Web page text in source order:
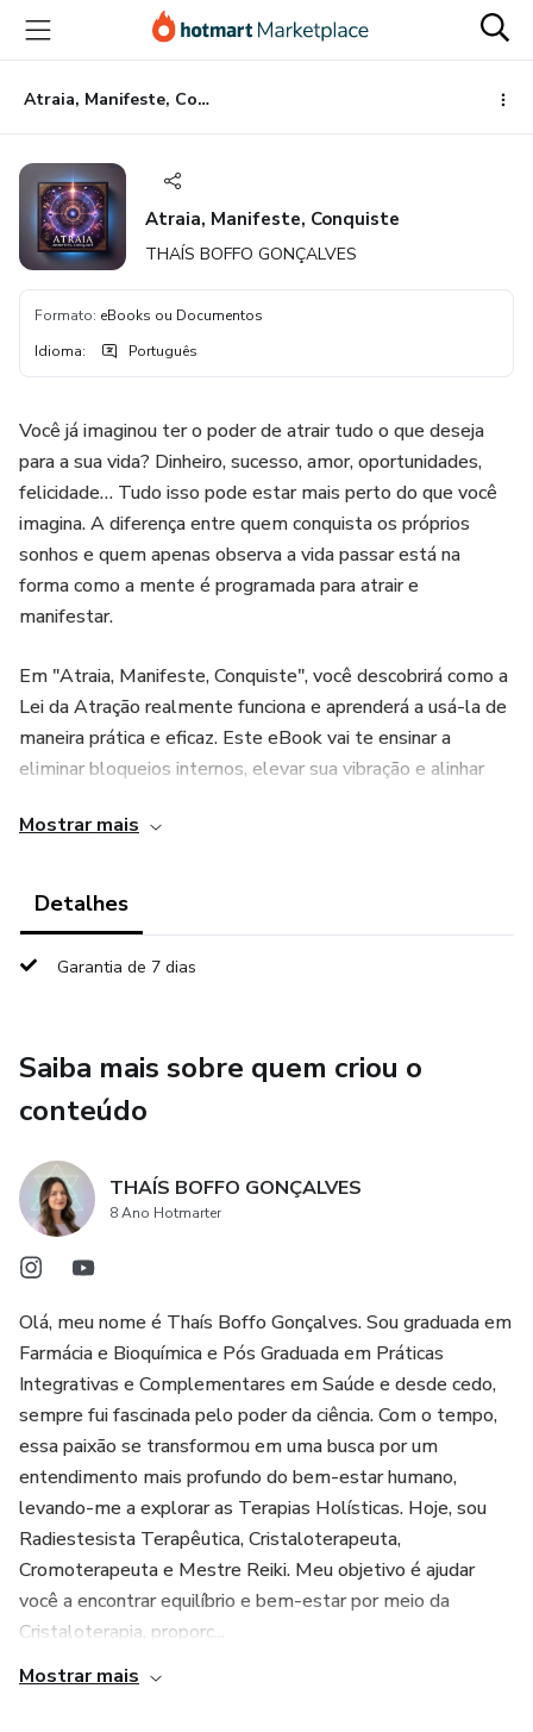
para
conteúdo
principal
para
pagamento
para
rodapé
Atraia, Manifeste, Conquiste
Atraia, Manifeste, Conquiste
THAÍS BOFFO GONÇALVES
Formato: eBooks ou Documentos
Idioma: Português
Você já imaginou ter o poder de atrair tudo o que deseja
para a sua vida? Dinheiro, sucesso, amor, oportunidades,
felicidade… Tudo isso pode estar mais perto do que você
imagina. A diferença entre quem conquista os próprios
sonhos e quem apenas observa a vida passar está na
forma como a mente é programada para atrair e
manifestar.
Em "Atraia, Manifeste, Conquiste", você descobrirá como a
Lei da Atração realmente funciona e aprenderá a usá-la de
maneira prática e eficaz. Este eBook vai te ensinar a
eliminar bloqueios internos, elevar sua vibração e alinhar
você deseja manifestar.
Com técnicas comprovadas, exercícios poderosos e um
sua energia e sintonizar a frequência da abundância. Não se
Se você já tentou usar a Lei da Atração e não teve
resultados ou sente que algo sempre te impede de
como reprogramar sua mente, mudar sua relação com o
universo e finalmente conquistar a realidade dos seus
sonhos.
manifestar e conquistar?
Mostrar mais
Detalhes
Garantia de 7 dias
Saiba mais sobre quem criou o
conteúdo
THAÍS BOFFO GONÇALVES
8 Ano Hotmarter
Olá, meu nome é Thaís Boffo Gonçalves. Sou graduada em
Farmácia e Bioquímica e Pós Graduada em Práticas
Integrativas e Complementares em Saúde e desde cedo,
sempre fui fascinada pelo poder da ciência. Com o tempo,
essa paixão se transformou em uma busca por um
entendimento mais profundo do bem-estar humano,
levando-me a explorar as Terapias Holísticas. Hoje, sou
Radiestesista Terapêutica, Cristaloterapeuta,
Cromoterapeuta e Mestre Reiki. Meu objetivo é ajudar
você a encontrar equilíbrio e bem-estar por meio da
Cristaloterapia, proporc...
Mostrar mais